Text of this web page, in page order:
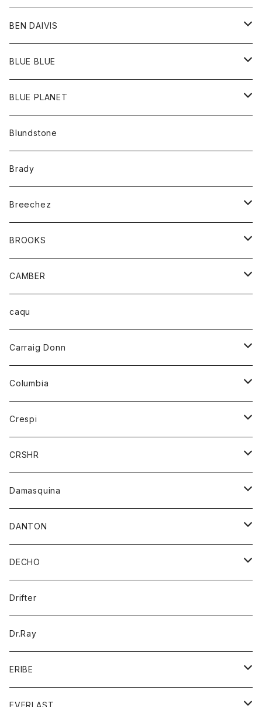
バッグ
ポーチ
トップス
Ｔシャツ
BEN DAIVIS
ポトム
パンツ
BLUE BLUE
アウター
カーディガン
コート
アクセサリー
バッグ
ベルト
キッズ
Tシャツ
グッズ
アンダーウェアー
カードホルダー
チーフ
バンダナ
トップス
カーディガン
トレーナー
パーカー
ボトム
オーバーオール
ショートパンツ
レディース
オーバーオール
カーディガン
Tシャツ
パーカー
BLUE PLANET
サングラス
Blundstone
Brady
Breechez
シャツ
BROOKS
グッズ
靴
CAMBER
トップス
ハーフスリーブTシャツ
caqu
Carraig Donn
ニット
Columbia
アウター
ジャケット
Crespi
ジャケット
ワンピース
ブラウス
CRSHR
キャップ
Damasquina
ウォレット
カードケース
バッグ
DANTON
アウター
コート
ジャケット
アクセサリー
バッグ
キッズ
シャツ
Tシャツ
グッズ
帽子
トップス
DECHO
帽子
Drifter
Dr.Ray
ERIBE
ニット
EVERLAST